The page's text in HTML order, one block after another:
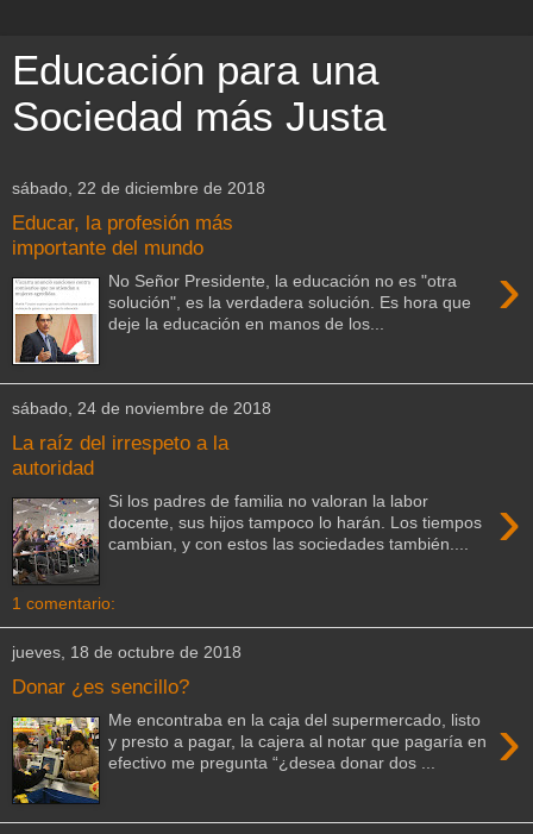
Educación para una
Sociedad más Justa
sábado, 22 de diciembre de 2018
Educar, la profesión más
importante del mundo
›
No Señor Presidente, la educación no es "otra
solución", es la verdadera solución. Es hora que
deje la educación en manos de los...
sábado, 24 de noviembre de 2018
La raíz del irrespeto a la
autoridad
›
Si los padres de familia no valoran la labor
docente, sus hijos tampoco lo harán. Los tiempos
cambian, y con estos las sociedades también....
1 comentario:
jueves, 18 de octubre de 2018
Donar ¿es sencillo?
›
Me encontraba en la caja del supermercado, listo
y presto a pagar, la cajera al notar que pagaría en
efectivo me pregunta “¿desea donar dos ...